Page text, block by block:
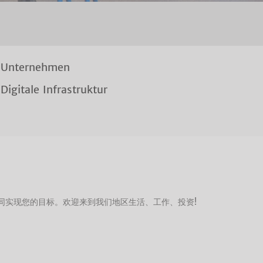
Unternehmen
Digitale Infrastruktur
现您的目标。欢迎来到我们地区生活、工作、投资!